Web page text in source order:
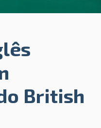
British